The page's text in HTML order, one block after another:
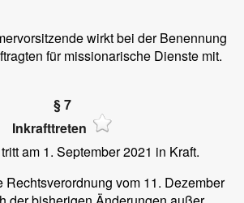
wirkt bei der Benennung
für missionarische Dienste mit.
§ 7
Inkrafttreten
am 1. September 2021 in Kraft.
Rechtsverordnung vom 11. Dezember